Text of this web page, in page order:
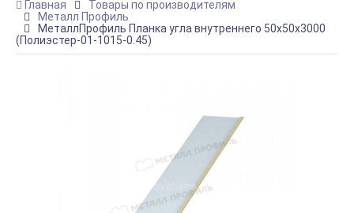
Главная
Товары по производителям
Металл Профиль
МеталлПрофиль Планка угла внутреннего 50х50х3000
(Полиэстер-01-1015-0.45)